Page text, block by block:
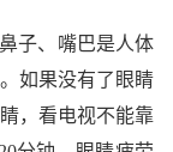
子、嘴巴是人体
如果没有了眼睛
，看电视不能靠